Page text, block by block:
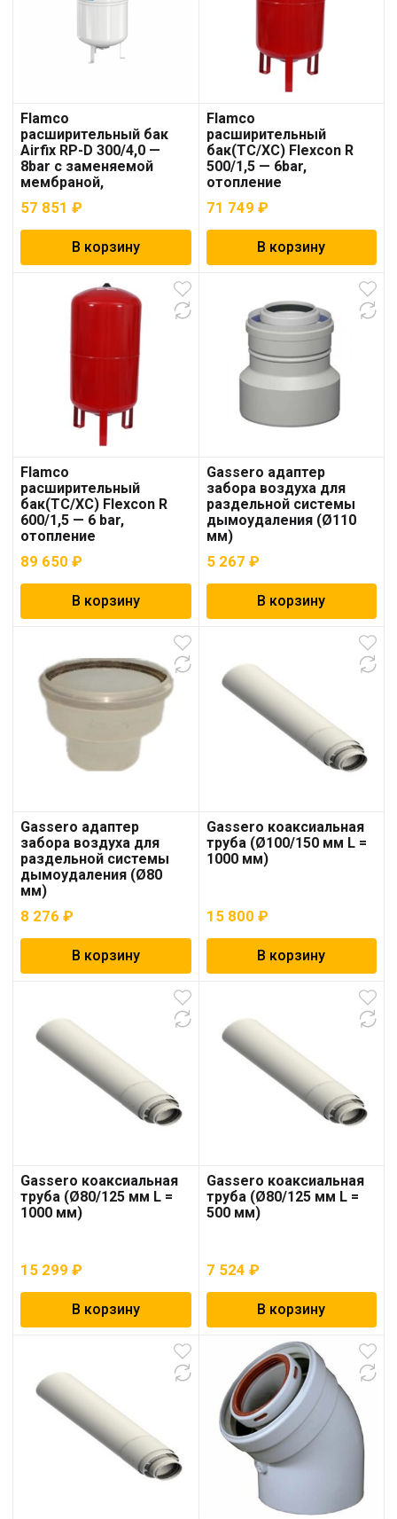
Flamco
расширительный бак
Airfix RP-D 300/4,0 —
8bar с заменяемой
мембраной,
57 851 ₽
В корзину
Flamco
расширительный
бак(ТС/ХС) Flexcon R
500/1,5 — 6bar,
отопление
71 749 ₽
В корзину
Flamco
расширительный
бак(ТС/ХС) Flexcon R
600/1,5 — 6 bar,
отопление
89 650 ₽
В корзину
Gassero адаптер
забора воздуха для
раздельной системы
дымоудаления (Ø110
мм)
5 267 ₽
В корзину
Gassero адаптер
забора воздуха для
раздельной системы
дымоудаления (Ø80
мм)
8 276 ₽
В корзину
Gassero коаксиальная
труба (Ø100/150 мм L =
1000 мм)
15 800 ₽
В корзину
Gassero коаксиальная
труба (Ø80/125 мм L =
1000 мм)
15 299 ₽
В корзину
Gassero коаксиальная
труба (Ø80/125 мм L =
500 мм)
7 524 ₽
В корзину